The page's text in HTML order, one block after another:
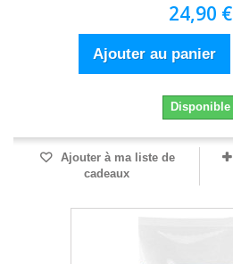
24,90 €
Ajouter au panier
Disponible
Ajouter à ma liste de
cadeaux